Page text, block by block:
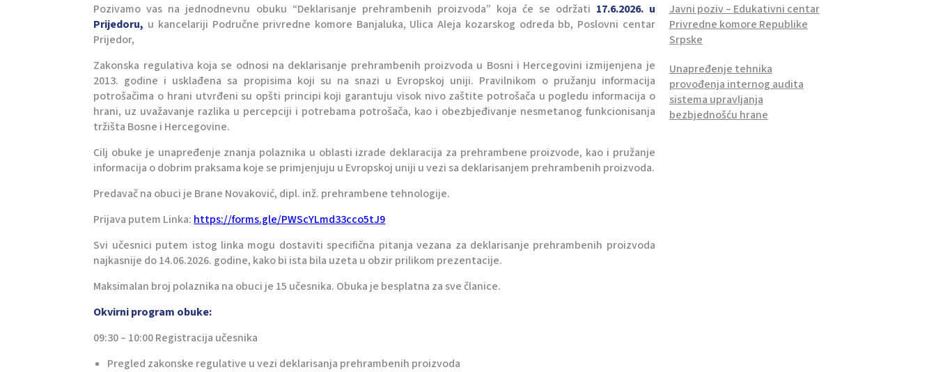
Pozivamo vas na jednodnevnu obuku “Deklarisanje prehrambenih proizvoda” koja će se održati 17.6.2026. u
Prijedoru, u kancelariji Područne privredne komore Banjaluka, Ulica Aleja kozarskog odreda bb, Poslovni centar
Prijedor,
Zakonska regulativa koja se odnosi na deklarisanje prehrambenih proizvoda u Bosni i Hercegovini izmijenjena je
2013. godine i usklađena sa propisima koji su na snazi u Evropskoj uniji. Pravilnikom o pružanju informacija
potrošačima o hrani utvrđeni su opšti principi koji garantuju visok nivo zaštite potrošača u pogledu informacija o
hrani, uz uvažavanje razlika u percepciji i potrebama potrošača, kao i obezbjeđivanje nesmetanog funkcionisanja
tržišta Bosne i Hercegovine.
Cilj obuke je unapređenje znanja polaznika u oblasti izrade deklaracija za prehrambene proizvode, kao i pružanje
informacija o dobrim praksama koje se primjenjuju u Evropskoj uniji u vezi sa deklarisanjem prehrambenih proizvoda.
Predavač na obuci je Brane Novaković, dipl. inž. prehrambene tehnologije.
Prijava putem Linka: https://forms.gle/PWScYLmd33cco5tJ9
Svi učesnici putem istog linka mogu dostaviti specifična pitanja vezana za deklarisanje prehrambenih proizvoda
najkasnije do 14.06.2026. godine, kako bi ista bila uzeta u obzir prilikom prezentacije.
Maksimalan broj polaznika na obuci je 15 učesnika. Obuka je besplatna za sve članice.
Okvirni program obuke:
09:30 – 10:00 Registracija učesnika
Pregled zakonske regulative u vezi deklarisanja prehrambenih proizvoda
Javni poziv – Edukativni centar
Privredne komore Republike
Srpske
Unapređenje tehnika
provođenja internog audita
sistema upravljanja
bezbjednošću hrane